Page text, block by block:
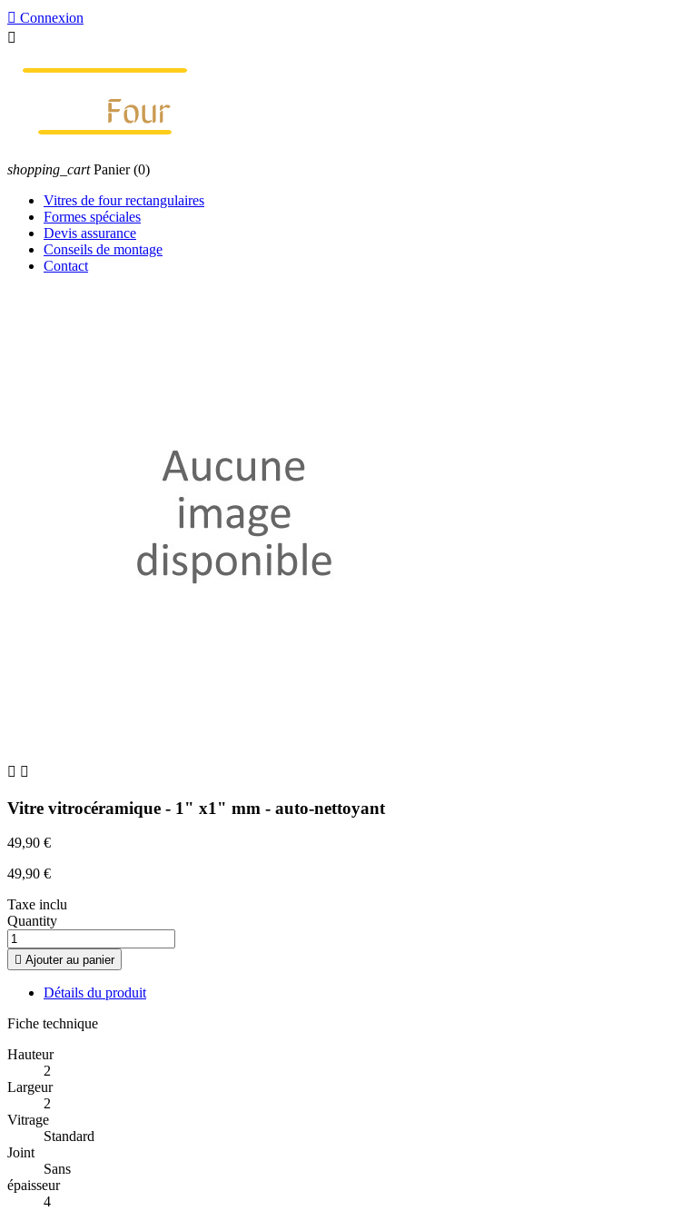
 Connexion

shopping_cart Panier (0)
Vitres de four rectangulaires
Formes spéciales
Devis assurance
Conseils de montage
Contact
 
Vitre vitrocéramique - 1" x1" mm - auto-nettoyant
49,90 €
49,90 €
Taxe inclu
Quantity
 Ajouter au panier
Détails du produit
Fiche technique
Hauteur
2
Largeur
2
Vitrage
Standard
Joint
Sans
épaisseur
4